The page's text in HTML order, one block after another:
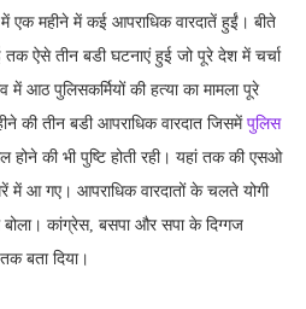
एक महीने में कई आपराधिक वारदातें हुईं। बीते
ऐसे तीन बडी घटनाएं हुई जो पूरे देश में चर्चा
में आठ पुलिसकर्मियों की हत्या का मामला पूरे
की तीन बडी आपराधिक वारदात जिसमें पुलिस
की भी पुष्टि होती रही। यहां तक की एसओ
आ गए। आपराधिक वारदातों के चलते योगी
बोला। कांग्रेस, बसपा और सपा के दिग्गज
बता दिया।